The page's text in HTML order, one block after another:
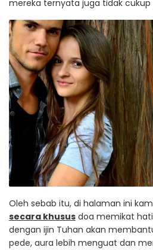
mereka ternyata juga tidak cukup
Oleh sebab itu, di halaman ini
secara khusus doa memikat
dengan ijin Tuhan akan
pede, aura lebih menguat dan